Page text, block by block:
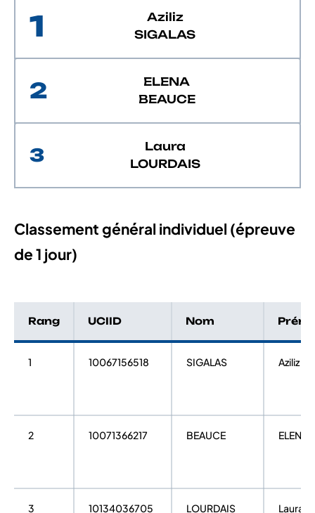
1
Aziliz
SIGALAS
2
ELENA
BEAUCE
3
Laura
LOURDAIS
Classement général individuel (épreuve
de 1 jour)
Rang UCIID Nom
1 10067156518 SIGALAS Aziliz
2 10071366217 BEAUCE ELENA
3 10134036705 LOURDAIS Laura